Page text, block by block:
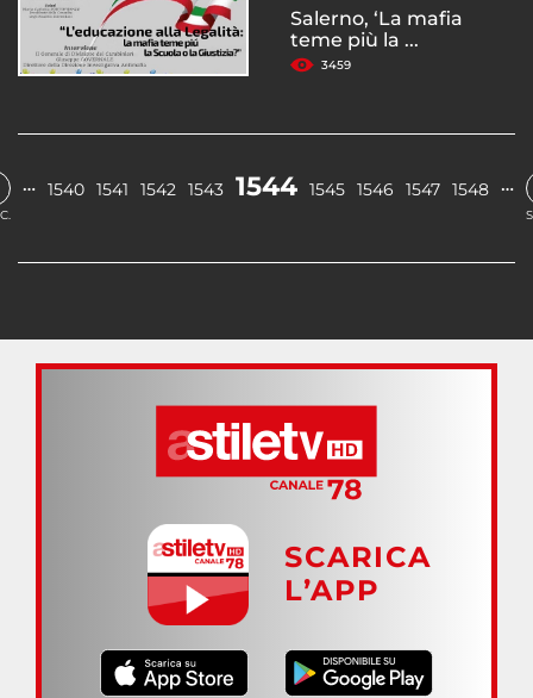
Salerno, ‘La mafia
teme più la ...
3459
… 1540 1541 1542 1543 1544 1545 1546 1547 1548 …
SCARICA
L’APP